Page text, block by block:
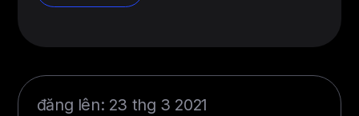
đăng lên: 23 thg 3 2021